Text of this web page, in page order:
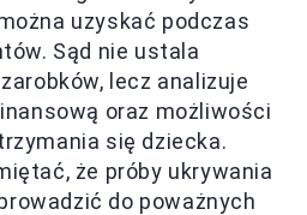
uzyskać podczas
Sąd nie ustala
lecz analizuje
oraz możliwości
się dziecka.
że próby ukrywania
do poważnych